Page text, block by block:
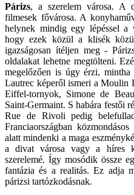
Párizs, a szerelem városa. A
filmesek fővárosa. A
helynek mindig egy lépéssel
hogy ezek közül a klisék
igazságosan ítéljen meg -
oldalakat lehetne megtölteni.
megelőzően is úgy érzi, mintha
Lautrec képeről ismeri a Moulin
Eiffel-tornyok, Simone de
Saint-Germaint. S habára festői
Rue de Rivoli pedig
Franciaországban
alatt mindenki a maga
a divat városa vagy a híres
szerelemé. Így mosódik össze
fantázia és a realitás. Ez adja
párizsi tartózkodásnak.